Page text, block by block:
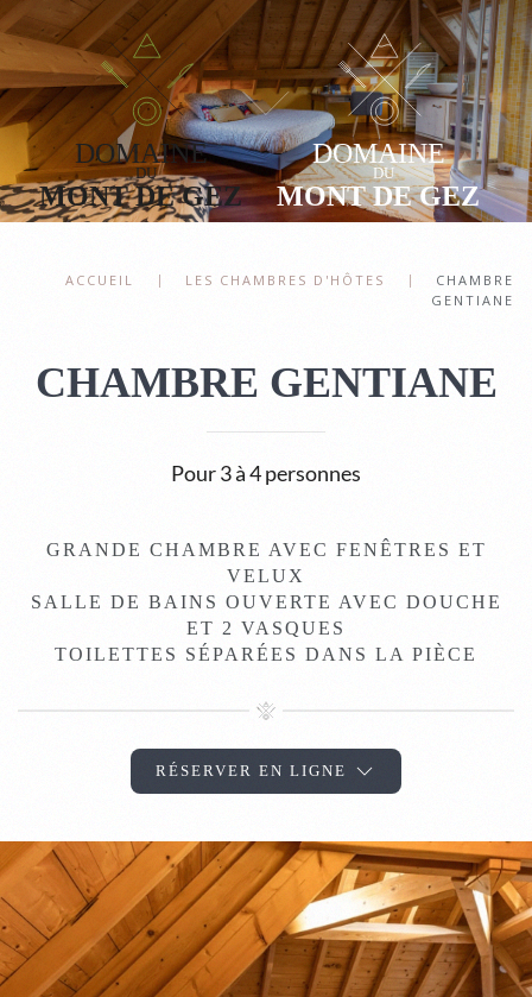
Accéder au contenu principal
ACCUEIL LES CHAMBRES D'HÔTES
CHAMBRE
GENTIANE
CHAMBRE GENTIANE
Pour 3 à 4 personnes
GRANDE CHAMBRE AVEC FENÊTRES ET
VELUX
SALLE DE BAINS OUVERTE AVEC DOUCHE
ET 2 VASQUES
TOILETTES SÉPARÉES DANS LA PIÈCE
RÉSERVER EN LIGNE